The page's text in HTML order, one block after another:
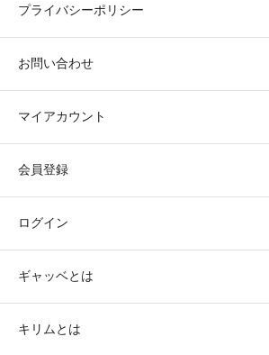
プライバシーポリシー
お問い合わせ
マイアカウント
会員登録
ログイン
ギャッベとは
キリムとは